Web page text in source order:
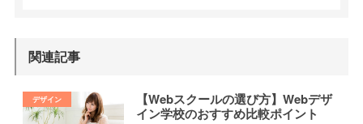
関連記事
【Webスクールの選び方】Webデザ
イン学校のおすすめ比較ポイント